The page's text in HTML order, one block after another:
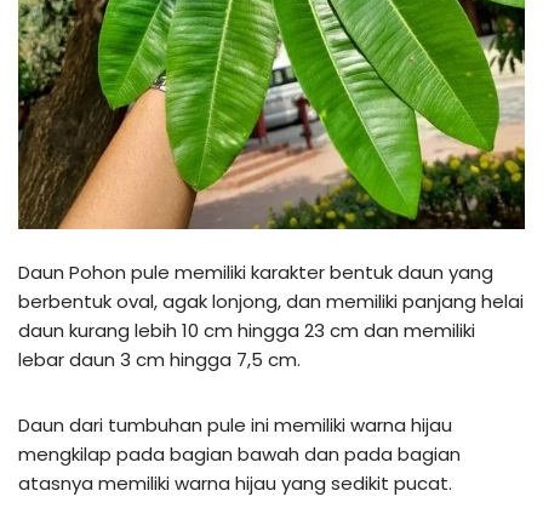
Daun Pohon pule memiliki karakter bentuk daun yang
berbentuk oval, agak lonjong, dan memiliki panjang helai
daun kurang lebih 10 cm hingga 23 cm dan memiliki
lebar daun 3 cm hingga 7,5 cm.
Daun dari tumbuhan pule ini memiliki warna hijau
mengkilap pada bagian bawah dan pada bagian
atasnya memiliki warna hijau yang sedikit pucat.